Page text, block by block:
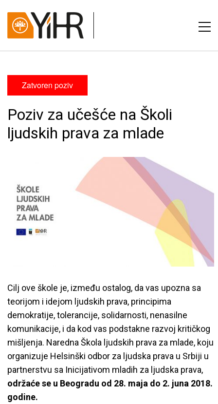
Zatvoren poziv
Poziv za učešće na Školi
ljudskih prava za mlade
Cilj ove škole je, između ostalog, da vas upozna sa
teorijom i idejom ljudskih prava, principima
demokratije, tolerancije, solidarnosti, nenasilne
komunikacije, i da kod vas podstakne razvoj kritičkog
mišljenja. Naredna Škola ljudskih prava za mlade, koju
organizuje Helsinški odbor za ljudska prava u Srbiji u
partnerstvu sa Inicijativom mladih za ljudska prava,
održaće se u Beogradu od 28. maja do 2. juna 2018.
godine.